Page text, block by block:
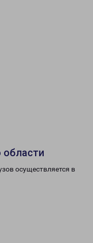
области
осуществляется в